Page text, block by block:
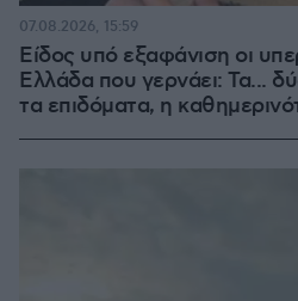
Είδος υπό εξαφάνιση οι
Ελλάδα που γερνάει: Τα...
τα επιδόματα, η
07.08.2026, 15:59